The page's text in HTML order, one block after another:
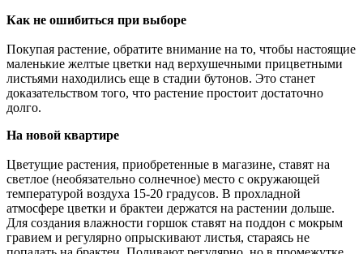
Как не ошибиться при выборе
Покупая растение, обратите внимание на то, чтобы настоящие
маленькие желтые цветки над верхушечными прицветными
листьями находились еще в стадии бутонов. Это станет
доказательством того, что растение простоит достаточно
долго.
На новой квартире
Цветущие растения, приобретенные в магазине, ставят на
светлое (необязательно солнечное) место с окружающей
температурой воздуха 15-20 градусов. В прохладной
атмосфере цветки и брактеи держатся на растении дольше.
Для создания влажности горшок ставят на поддон с мокрым
гравием и регулярно опрыскивают листья, стараясь не